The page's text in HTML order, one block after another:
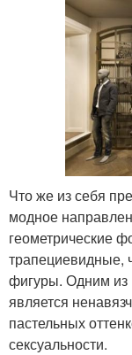
Что же из себя
модное
геометрические
трапециевидные,
фигуры. Одним из
является
пастельных
сексуальности.